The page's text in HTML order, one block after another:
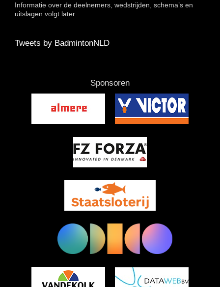
Informatie over de deelnemers, wedstrijden, schema’s en
uitslagen volgt later.
Tweets by BadmintonNLD
Sponsoren